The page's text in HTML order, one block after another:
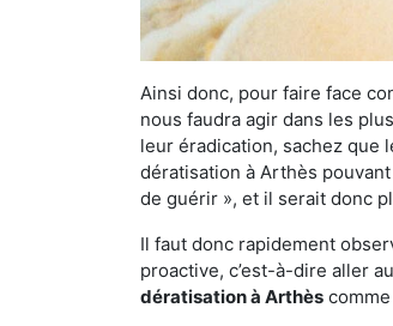
Ainsi donc, pour faire face
nous faudra agir dans les
leur éradication, sachez que
dératisation à Arthès
de guérir », et il serait donc
Il faut donc rapidement
proactive, c’est-à-dire aller
dératisation à Arthès